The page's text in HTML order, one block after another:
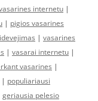
internetu |
| pigios vasarines
| vasarines
| vasarai internetu |
vasarines |
| populiariausi
geriausia pelesio